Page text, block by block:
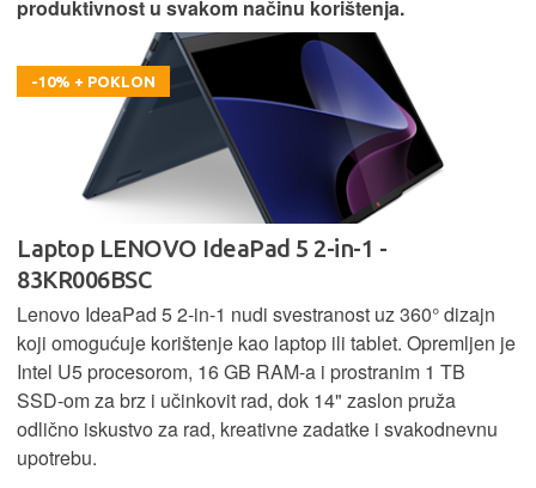
produktivnost u svakom načinu korištenja.
-10% + POKLON
Laptop LENOVO IdeaPad 5 2-in-1 -
83KR006BSC
Lenovo IdeaPad 5 2‑in‑1 nudi svestranost uz 360° dizajn
koji omogućuje korištenje kao laptop ili tablet. Opremljen je
Intel U5 procesorom, 16 GB RAM-a i prostranim 1 TB
SSD‑om za brz i učinkovit rad, dok 14" zaslon pruža
odlično iskustvo za rad, kreativne zadatke i svakodnevnu
upotrebu.